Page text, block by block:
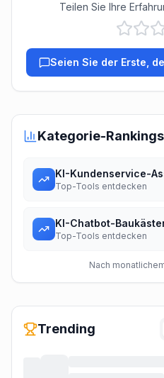
Teilen Sie Ihre
Seien Sie der Erste,
Kategorie-Rankings
KI-Kundenservice-
Top-Tools entdecken
KI-Chatbot-
Top-Tools entdecken
Nach
Trending